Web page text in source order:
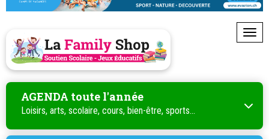
AGENDA toute l'année
Loisirs, arts, scolaire, cours, bien-être, sports...